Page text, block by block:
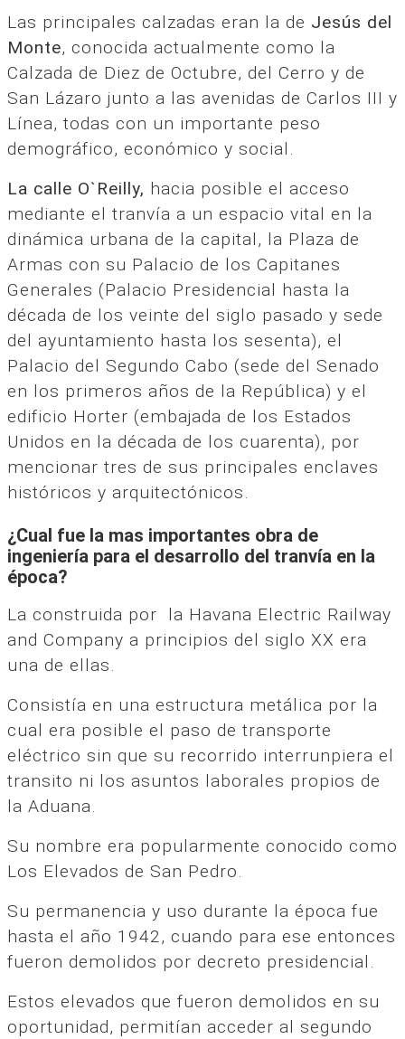
Las principales calzadas eran la de Jesús del
Monte, conocida actualmente como la
Calzada de Diez de Octubre, del Cerro y de
San Lázaro junto a las avenidas de Carlos III y
Línea, todas con un importante peso
demográfico, económico y social.
La calle O`Reilly, hacia posible el acceso
mediante el tranvía a un espacio vital en la
dinámica urbana de la capital, la Plaza de
Armas con su Palacio de los Capitanes
Generales (Palacio Presidencial hasta la
década de los veinte del siglo pasado y sede
del ayuntamiento hasta los sesenta), el
Palacio del Segundo Cabo (sede del Senado
en los primeros años de la República) y el
edificio Horter (embajada de los Estados
Unidos en la década de los cuarenta), por
mencionar tres de sus principales enclaves
históricos y arquitectónicos.
¿Cual fue la mas importantes obra de
ingeniería para el desarrollo del tranvía en la
época?
La construida por la Havana Electric Railway
and Company a principios del siglo XX era
una de ellas.
Consistía en una estructura metálica por la
cual era posible el paso de transporte
eléctrico sin que su recorrido interrunpiera el
transito ni los asuntos laborales propios de
la Aduana.
Su nombre era popularmente conocido como
Los Elevados de San Pedro.
Su permanencia y uso durante la época fue
hasta el año 1942, cuando para ese entonces
fueron demolidos por decreto presidencial.
Estos elevados que fueron demolidos en su
oportunidad, permitían acceder al segundo